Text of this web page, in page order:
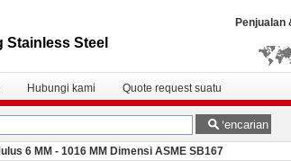
Stainless Steel
Penjualan
Hubungi kami Quote request suatu
Pencarian
6 MM - 1016 MM Dimensi ASME SB167